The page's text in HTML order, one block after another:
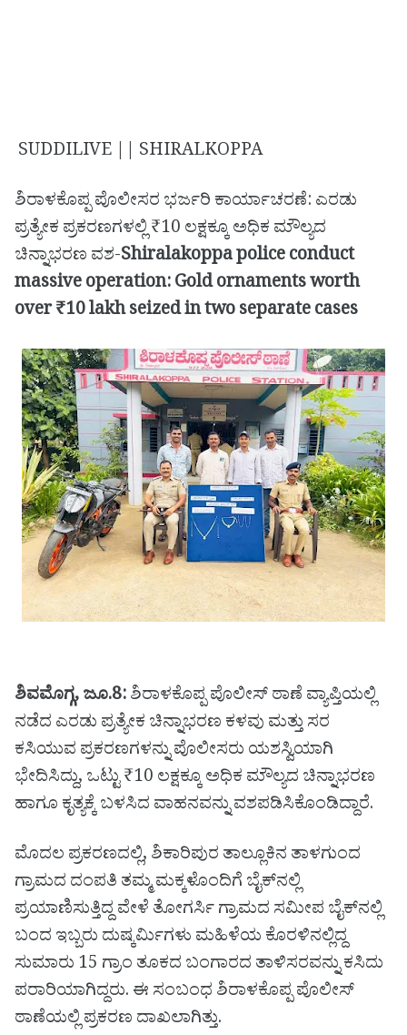
SUDDILIVE || SHIRALKOPPA
ಶಿರಾಳಕೊಪ್ಪ ಪೊಲೀಸರ ಭರ್ಜರಿ ಕಾರ್ಯಾಚರಣೆ: ಎರಡು
ಪ್ರತ್ಯೇಕ ಪ್ರಕರಣಗಳಲ್ಲಿ ₹10 ಲಕ್ಷಕ್ಕೂ ಅಧಿಕ ಮೌಲ್ಯದ
ಚಿನ್ನಾಭರಣ ವಶ-Shiralakoppa police conduct
massive operation: Gold ornaments worth
over ₹10 lakh seized in two separate cases
ಶಿವಮೊಗ್ಗ, ಜೂ.8:ಶಿರಾಳಕೊಪ್ಪ ಪೊಲೀಸ್ ಠಾಣೆ ವ್ಯಾಪ್ತಿಯಲ್ಲಿ
ನಡೆದ ಎರಡು ಪ್ರತ್ಯೇಕ ಚಿನ್ನಾಭರಣ ಕಳವು ಮತ್ತು ಸರ
ಕಸಿಯುವ ಪ್ರಕರಣಗಳನ್ನು ಪೊಲೀಸರು ಯಶಸ್ವಿಯಾಗಿ
ಭೇದಿಸಿದ್ದು, ಒಟ್ಟು ₹10 ಲಕ್ಷಕ್ಕೂ ಅಧಿಕ ಮೌಲ್ಯದ ಚಿನ್ನಾಭರಣ
ಹಾಗೂ ಕೃತ್ಯಕ್ಕೆ ಬಳಸಿದ ವಾಹನವನ್ನು ವಶಪಡಿಸಿಕೊಂಡಿದ್ದಾರೆ.
ಮೊದಲ ಪ್ರಕರಣದಲ್ಲಿ, ಶಿಕಾರಿಪುರ ತಾಲ್ಲೂಕಿನ ತಾಳಗುಂದ
ಗ್ರಾಮದ ದಂಪತಿ ತಮ್ಮ ಮಕ್ಕಳೊಂದಿಗೆ ಬೈಕ್‌ನಲ್ಲಿ
ಪ್ರಯಾಣಿಸುತ್ತಿದ್ದ ವೇಳೆ ತೋಗರ್ಸಿ ಗ್ರಾಮದ ಸಮೀಪ ಬೈಕ್‌ನಲ್ಲಿ
ಬಂದ ಇಬ್ಬರು ದುಷ್ಕರ್ಮಿಗಳು ಮಹಿಳೆಯ ಕೊರಳಿನಲ್ಲಿದ್ದ
ಸುಮಾರು 15 ಗ್ರಾಂ ತೂಕದ ಬಂಗಾರದ ತಾಳಿಸರವನ್ನು ಕಸಿದು
ಪರಾರಿಯಾಗಿದ್ದರು. ಈ ಸಂಬಂಧ ಶಿರಾಳಕೊಪ್ಪ ಪೊಲೀಸ್
ಠಾಣೆಯಲ್ಲಿ ಪ್ರಕರಣ ದಾಖಲಾಗಿತ್ತು.